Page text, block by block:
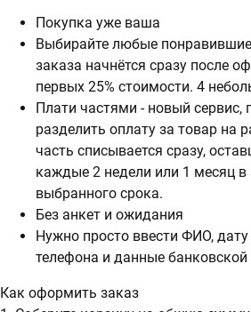
Покупка уже ваша
Выбирайте любые
заказа начнётся сразу после
первых 25% стоимости. 4
Плати частями - новый
разделить оплату за товар на
часть списывается сразу,
каждые 2 недели или 1 месяц в
выбранного срока.
Без анкет и ожидания
Нужно просто ввести ФИО,
телефона и данные банковской
Как оформить заказ